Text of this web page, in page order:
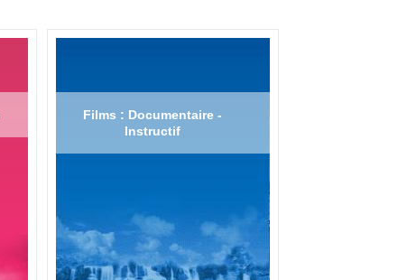
Films : Documentaire -
Instructif